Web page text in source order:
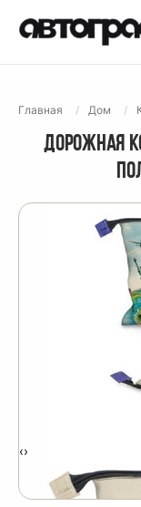
Главная Дом
ДОРОЖНАЯ
‹›